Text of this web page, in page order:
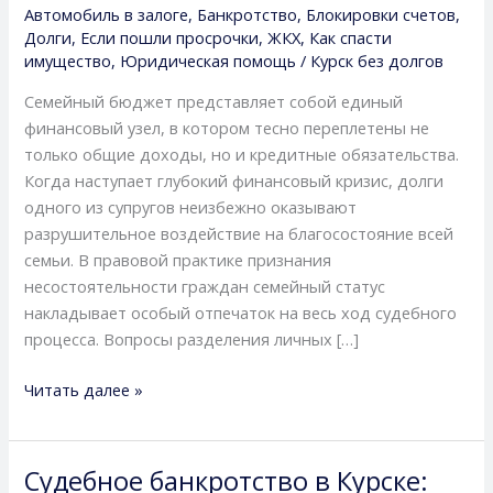
Автомобиль в залоге, Банкротство, Блокировки счетов,
Долги, Если пошли просрочки,ЖКХ, Как спасти
имущество, Юридическая помощь / Курск без долгов
Семейный бюджет представляет собой единый
финансовый узел, в котором тесно переплетены не
только общие доходы, но и кредитные обязательства.
Когда наступает глубокий финансовый кризис, долги
одного из супругов неизбежно оказывают
разрушительное воздействие на благосостояние всей
семьи. В правовой практике признания
несостоятельности граждан семейный статус
накладывает особый отпечаток на весь ход судебного
процесса. Вопросы разделения личных […]
долги,
защитить
совместно
нажитое
имущество
и
пройти
судебные
процедуры
без
взаимных
потерь
Читать далее »
Судебное банкротство в Курске:
Судебное